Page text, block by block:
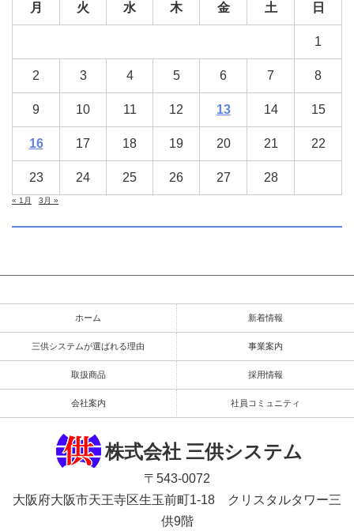
月 火 水 木 金 土 日
1
2 3 4 5 6 7 8
9 10 11 12 13 14 15
16 17 18 19 20 21 22
23 24 25 26 27 28
« 1月 3月 »
ホーム 新着情報
三供システムが選ばれる理由 事業案内
取扱商品 採用情報
会社案内 社員コミュニティ
株式会社 三供システム
〒543-0072
大阪府大阪市天王寺区生玉前町1-18 クリスタルタワー三
供9階